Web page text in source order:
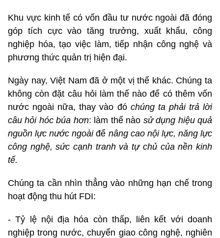
Khu vực kinh tế có vốn đầu tư nước ngoài đã đóng
góp tích cực vào tăng trưởng, xuất khẩu, công
nghiệp hóa, tạo việc làm, tiếp nhận công nghệ và
phương thức quản trị hiện đại.
Ngày nay, Việt Nam đã ở một vị thế khác. Chúng ta
không còn đặt câu hỏi làm thế nào để có thêm vốn
nước ngoài nữa, thay vào đó chúng ta phải trả lời
câu hỏi hóc búa hơn: làm thế nào sử dụng hiệu quả
nguồn lực nước ngoàiđể nâng cao nội lực, năng lực
công nghệ, sức cạnh tranh và tự chủ của nền kinh
tế.
Chúng ta cần nhìn thẳng vào những hạn chế trong
hoạt động thu hút FDI:
- Tỷ lệ nội địa hóa còn thấp, liên kết với doanh
nghiệp trong nước, chuyển giao công nghệ, nghiên